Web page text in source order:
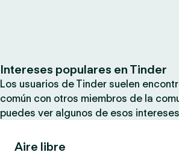
Intereses populares en Tinder
Los usuarios de Tinder suelen
común con otros miembros de la
puedes ver algunos de esos
Aire libre